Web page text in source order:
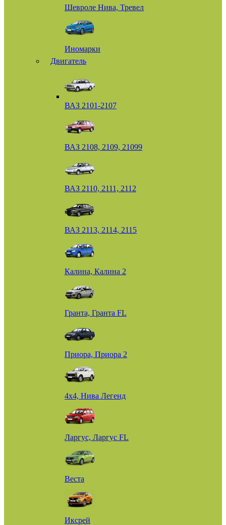
Шевроле Нива, Тревел
Иномарки
Двигатель
ВАЗ 2101-2107
ВАЗ 2108, 2109, 21099
ВАЗ 2110, 2111, 2112
ВАЗ 2113, 2114, 2115
Калина, Калина 2
Гранта, Гранта FL
Приора, Приора 2
4х4, Нива Легенд
Ларгус, Ларгус FL
Веста
Иксрей